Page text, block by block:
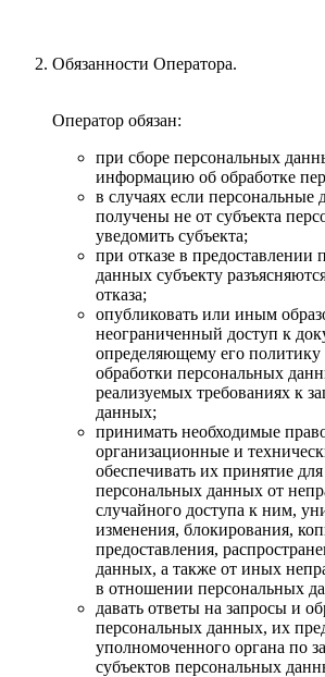
Обязанности Оператора.
Оператор обязан:
при сборе персональных
информацию об обработке
в случаях если персональные
получены не от субъекта
уведомить субъекта;
при отказе в предоставлении
данных субъекту
отказа;
опубликовать или иным
неограниченный доступ к
определяющему его
обработки персональных
реализуемых требованиях к
данных;
принимать необходимые
организационные и
обеспечивать их принятие
персональных данных от
случайного доступа к ним,
изменения, блокирования,
предоставления,
данных, а также от иных
в отношении персональных
давать ответы на запросы и
персональных данных, их
уполномоченного органа по
субъектов персональных